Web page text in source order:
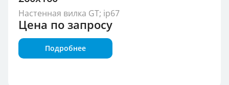
Настенная вилка GT; ip67
Цена по запросу
Подробнее